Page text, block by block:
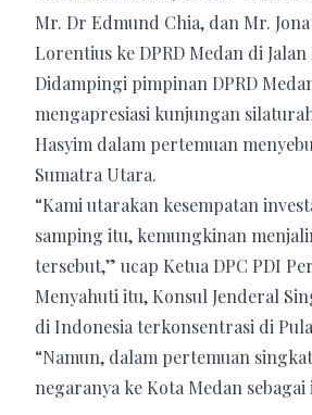
Mr. Dr Edmund Chia, dan Mr.
Lorentius ke DPRD Medan di
Didampingi pimpinan DPRD
mengapresiasi kunjungan
Hasyim dalam pertemuan
Sumatra Utara.
“Kami utarakan kesempatan
samping itu, kemungkinan
tersebut,” ucap Ketua DPC PDI
Menyahuti itu, Konsul Jenderal
di Indonesia terkonsentrasi di
“Namun, dalam pertemuan
negaranya ke Kota Medan